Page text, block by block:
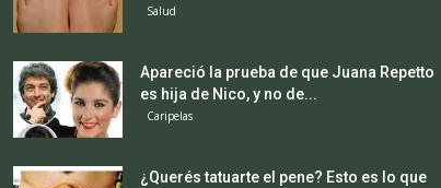
Salud
Apareció la prueba de que Juana Repetto
es hija de Nico, y no de...
Caripelas
¿Querés tatuarte el pene? Esto es lo que